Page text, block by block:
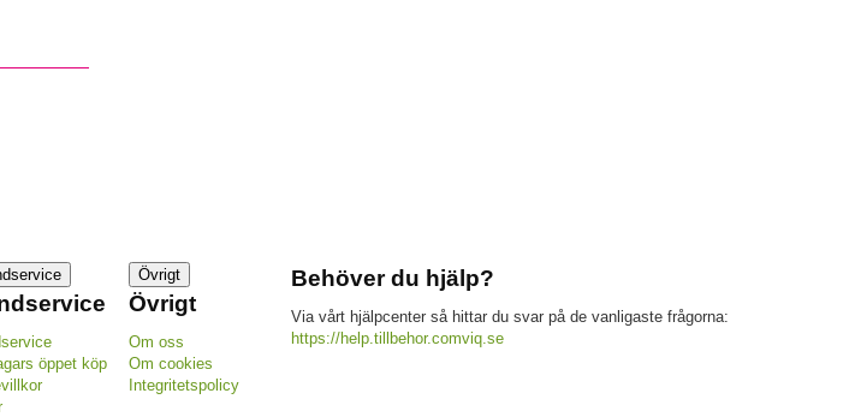
öppet köp
Övrigt
Övrigt
Om oss
Om cookies
Integritetspolicy
Behöver du hjälp?
Via vårt hjälpcenter så hittar du svar på de vanligaste frågorna:
https://help.tillbehor.comviq.se